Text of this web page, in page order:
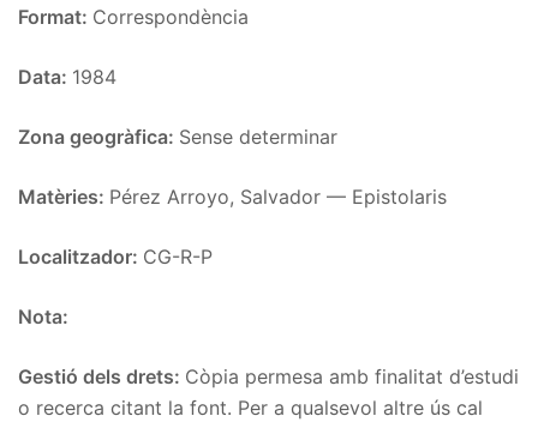
Format: Correspondència
Data: 1984
Zona geogràfica: Sense determinar
Matèries: Pérez Arroyo, Salvador — Epistolaris
Localitzador: CG-R-P
Nota:
Gestió dels drets: Còpia permesa amb finalitat d’estudi
o recerca citant la font. Per a qualsevol altre ús cal